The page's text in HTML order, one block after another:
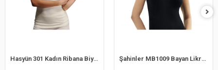
Hasyün 301 Kadın Ribana Biyeli Yün İp Askılı Atlet Şahinler MB1009 Bayan Likralı Balıkcı Yaka Atlet